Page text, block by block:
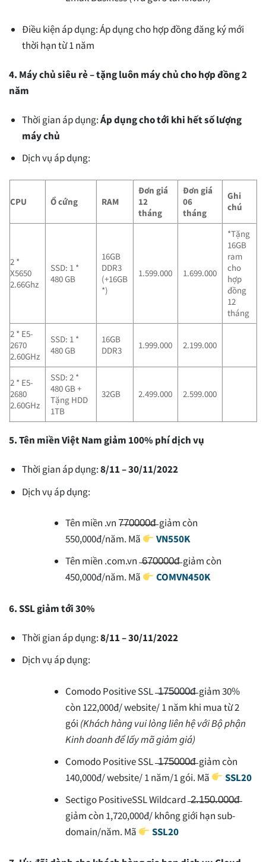
Điều kiện áp dụng: Áp dụng cho hợp đồng đăng ký mới
thời hạn từ 1 năm
4. Máy chủ siêu rẻ – tặng luôn máy chủ cho hợp đồng 2
năm
Thời gian áp dụng:Áp dụng cho tới khi hết số lượng
máy chủ
Dịch vụ áp dụng:
CPU Ổ cứng RAM
Đơn giá
12
tháng
Đơn giá
06
tháng
Ghi
chú
2 *
X5650
2.66Ghz
SSD: 1 *
480 GB
16GB
DDR3
(+16GB
*)
1.599.000 1.699.000
*Tặng
16GB
ram
cho
hợp
đồng
12
tháng
2 * E5-
2670
2.60GHz
SSD: 1 *
480 GB
16GB
DDR3
1.999.000 2.199.000
2 * E5-
2680
2.60GHz
SSD: 2 *
480 GB +
Tặng HDD
1TB
32GB 2.499.000 2.599.000
5. Tên miền Việt Nam giảm 100% phí dịch vụ
Thời gian áp dụng:8/11 – 30/11/2022
Dịch vụ áp dụng:
Tên miền .vn 7̶̶7̶̶0̶̶0̶̶0̶̶0̶̶đ̶ giảm còn
550,000đ/năm. Mã
VN550K
Tên miền .com.vn ̶6̶̶7̶̶0̶̶0̶̶0̶̶0̶̶đ̶ giảm còn
450,000đ/năm. Mã
COMVN450K
6. SSL giảm tới 30%
Thời gian áp dụng:8/11 – 30/11/2022
Dịch vụ áp dụng:
Comodo Positive SSL ̶1̶̶7̶̶5̶̶0̶̶0̶̶0̶̶đ̶ giảm 30%
còn 122,000đ/ website/ 1 năm khi mua từ 2
gói (Khách hàng vui lòng liên hệ với Bộ phận
Kinh doanh để lấy mã giảm giá)
Comodo Positive SSL ̶1̶̶7̶̶5̶̶0̶̶0̶̶0̶̶đ̶ giảm còn
140,000đ/ website/ 1 năm/1 gói. Mã
SSL20
Sectigo PositiveSSL Wildcard ̶2̶̶.̶̶1̶̶5̶̶0̶̶.̶̶0̶̶0̶̶0̶̶đ̶
giảm còn 1,720,000đ/ không giới hạn sub-
domain/năm. Mã
SSL20